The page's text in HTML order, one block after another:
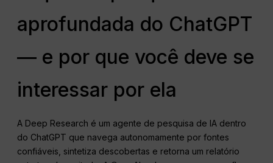
aprofundada do ChatGPT
— e por que você deve se
interessar por ela
A Deep Research é um agente de pesquisa de IA dentro
do ChatGPT que navega autonomamente por fontes
confiáveis, sintetiza descobertas e retorna um relatório